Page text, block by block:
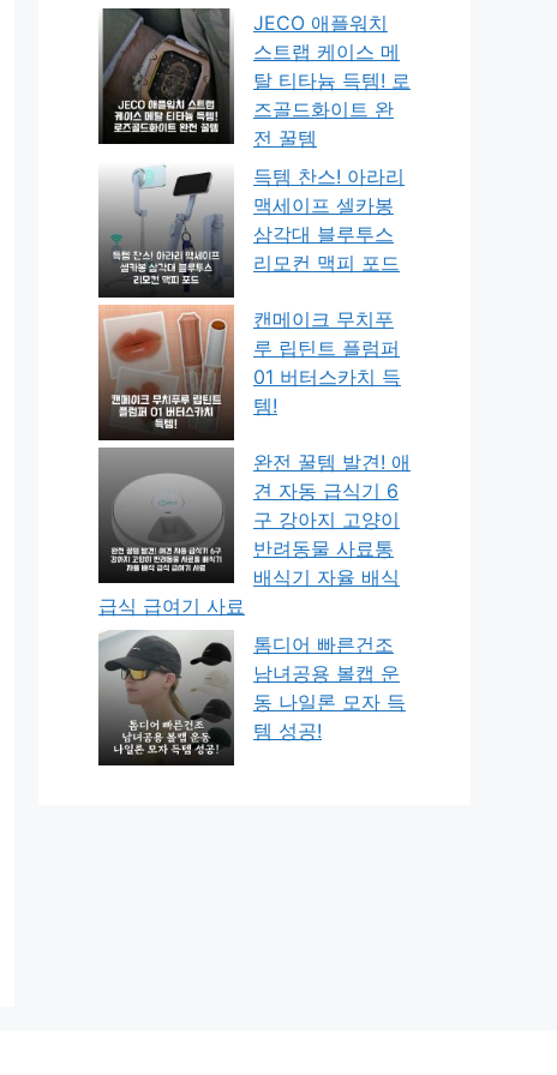
JECO 애플워치
스트랩 케이스 메
탈 티타늄 득템! 로
즈골드화이트 완
전 꿀템
득템 찬스! 아라리
맥세이프 셀카봉
삼각대 블루투스
리모컨 맥피 포드
캔메이크 무치푸
루 립틴트 플럼퍼
01 버터스카치 득
템!
완전 꿀템 발견! 애
견 자동 급식기 6
구 강아지 고양이
반려동물 사료통
배식기 자율 배식
급식 급여기 사료
톰디어 빠른건조
남녀공용 볼캡 운
동 나일론 모자 득
템 성공!